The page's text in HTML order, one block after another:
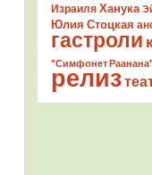
Израиля Ханука
Юлия Стоцкая
гастроли
"Симфонет
релиз